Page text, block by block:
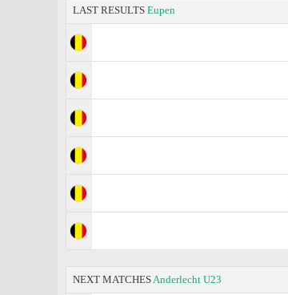
LAST RESULTS Eupen
NEXT MATCHESAnderlecht U23